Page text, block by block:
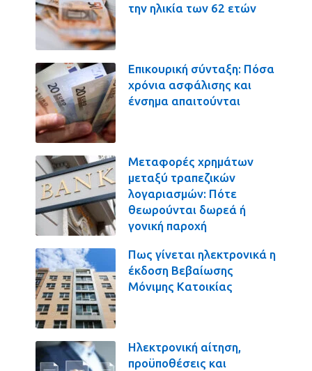
την ηλικία των 62 ετών
Επικουρική σύνταξη: Πόσα
χρόνια ασφάλισης και
ένσημα απαιτούνται
Μεταφορές χρημάτων
μεταξύ τραπεζικών
λογαριασμών: Πότε
θεωρούνται δωρεά ή
γονική παροχή
Πως γίνεται ηλεκτρονικά η
έκδοση Βεβαίωσης
Μόνιμης Κατοικίας
Ηλεκτρονική αίτηση,
προϋποθέσεις και